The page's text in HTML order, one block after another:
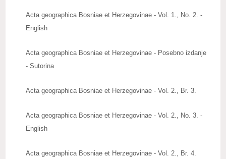
IZDAVAŠTVO
Upute autorima radova
Zbornici radova
Acta geographica Bosniae et Herzegovinae - Vol. 1., No. 2. -
English
Acta geographica Bosniae et Herzegovinae - Posebno izdanje
- Sutorina
Acta geographica Bosniae et Herzegovinae - Vol. 2., Br. 3.
Acta geographica Bosniae et Herzegovinae - Vol. 2., No. 3. -
English
Acta geographica Bosniae et Herzegovinae - Vol. 2., Br. 4.